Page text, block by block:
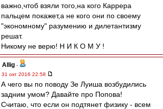
важно,чтоб взяли того,на кого Каррера
пальцем покажет,а не кого они по своему
"экономному" разумению и дилетантизму
решат.
Никому не верю! Н И К О М У !
Allig -
31 окт 2016 22:58
А чего вы по поводу Зе Луиша возбудились
задним умом? Давайте про Попова!
Считаю, что если он подтянет физику - всем